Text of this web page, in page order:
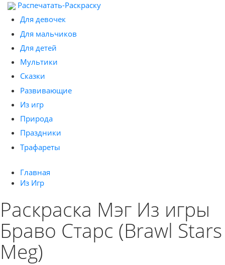
Распечатать-Раскраску
Для девочек
Для мальчиков
Для детей
Мультики
Сказки
Развивающие
Из игр
Природа
Праздники
Трафареты
Главная
Из Игр
Раскраска Мэг Из игры
Браво Старс (Brawl Stars
Meg)